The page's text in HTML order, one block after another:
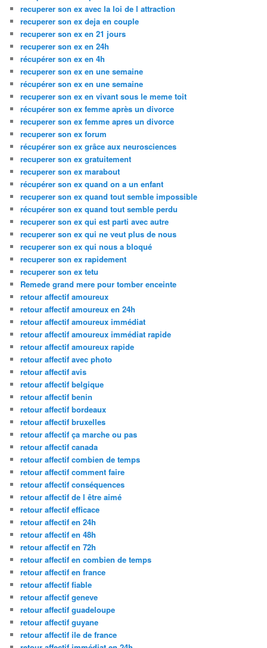
recuperer son ex avec la loi de l attraction
recuperer son ex deja en couple
recuperer son ex en 21 jours
recuperer son ex en 24h
récupérer son ex en 4h
recuperer son ex en une semaine
récupérer son ex en une semaine
recuperer son ex en vivant sous le meme toit
récupérer son ex femme après un divorce
recuperer son ex femme apres un divorce
recuperer son ex forum
récupérer son ex grâce aux neurosciences
recuperer son ex gratuitement
recuperer son ex marabout
récupérer son ex quand on a un enfant
recuperer son ex quand tout semble impossible
récupérer son ex quand tout semble perdu
recuperer son ex qui est parti avec autre
recuperer son ex qui ne veut plus de nous
recuperer son ex qui nous a bloqué
recuperer son ex rapidement
recuperer son ex tetu
Remede grand mere pour tomber enceinte
retour affectif amoureux
retour affectif amoureux en 24h
retour affectif amoureux immédiat
retour affectif amoureux immédiat rapide
retour affectif amoureux rapide
retour affectif avec photo
retour affectif avis
retour affectif belgique
retour affectif benin
retour affectif bordeaux
retour affectif bruxelles
retour affectif ça marche ou pas
retour affectif canada
retour affectif combien de temps
retour affectif comment faire
retour affectif conséquences
retour affectif de l être aimé
retour affectif efficace
retour affectif en 24h
retour affectif en 48h
retour affectif en 72h
retour affectif en combien de temps
retour affectif en france
retour affectif fiable
retour affectif geneve
retour affectif guadeloupe
retour affectif guyane
retour affectif ile de france